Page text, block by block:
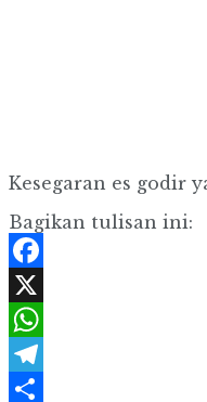
Kesegaran es godir
Bagikan tulisan ini:
Facebook
X
WhatsApp
Telegram